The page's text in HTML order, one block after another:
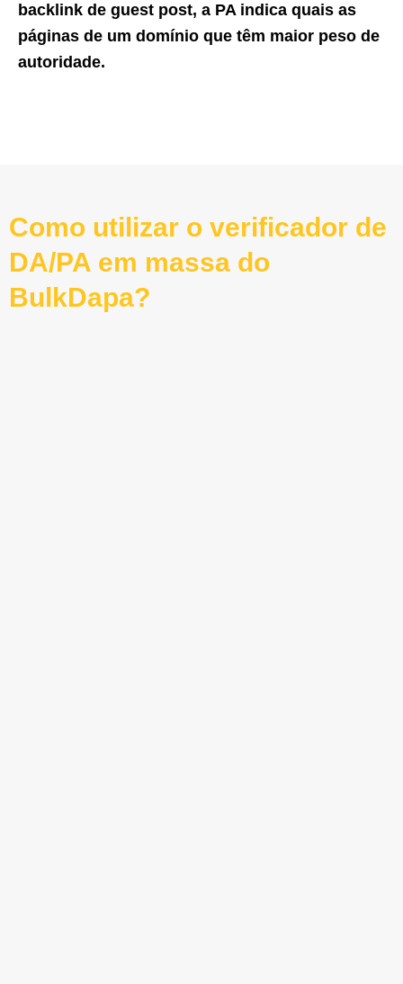
backlink de guest post, a PA indica quais as
páginas de um domínio que têm maior peso de
autoridade.
Como utilizar o verificador de
DA/PA em massa do
BulkDapa?